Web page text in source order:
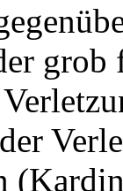
grob